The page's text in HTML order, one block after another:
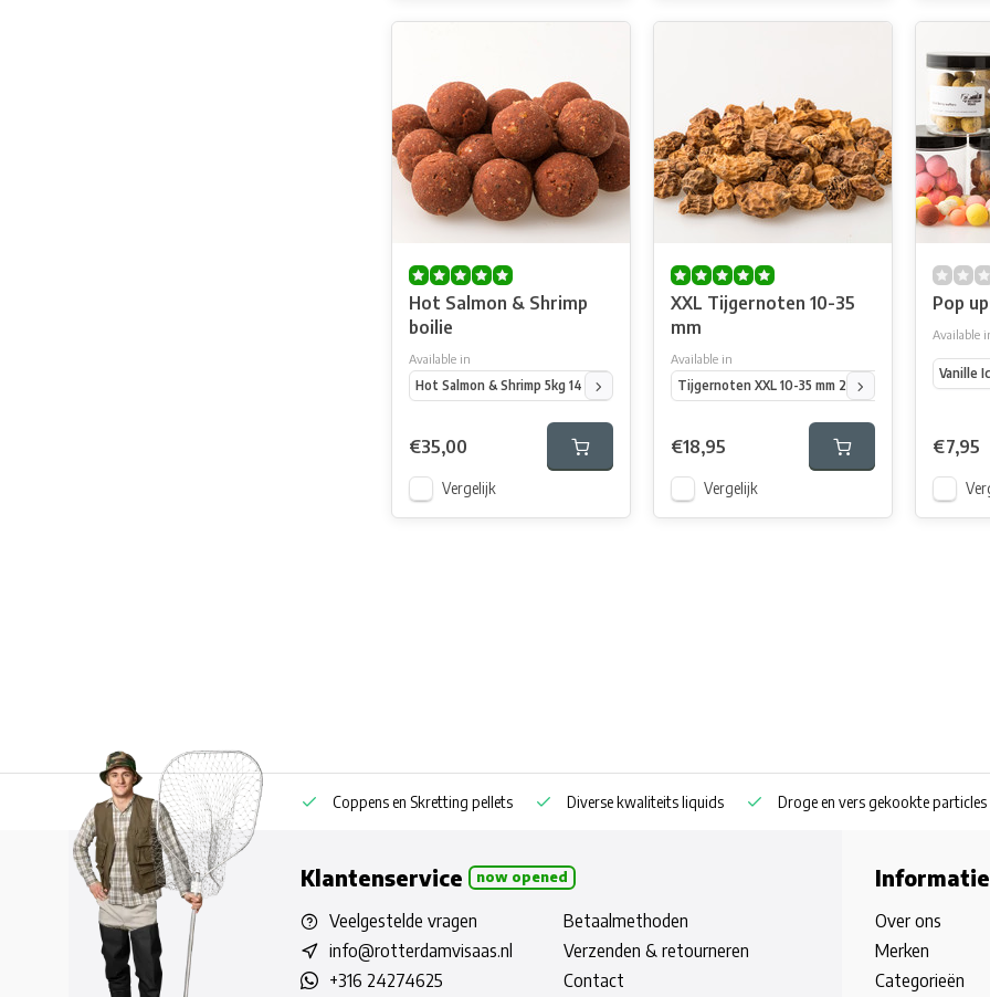
Hot Salmon & Shrimp
boilie
Available in
Hot Salmon & Shrimp 5kg 14 mm
Hot Salmon & Shrimp 5kg 20 mm Hot Salmon & Shrimp
€35,00
Vergelijk
XXL Tijgernoten 10-35
mm
Available in
Tijgernoten XXL 10-35 mm 2.5 kg
Tijgernoten
€18,95
Vergelijk
Pop
Available
Vanille
€7,95
Eigen boilie productie ook privatelabel Coppens en Skretting pellets Diverse kwaliteits liquids Droge en vers gekookte particles
Klantenservice now opened
Veelgestelde vragen
info@rotterdamvisaas.nl
+316 24274625
Betaalmethoden
Verzenden & retourneren
Contact
Informatie
Over ons
Merken
Categorieën